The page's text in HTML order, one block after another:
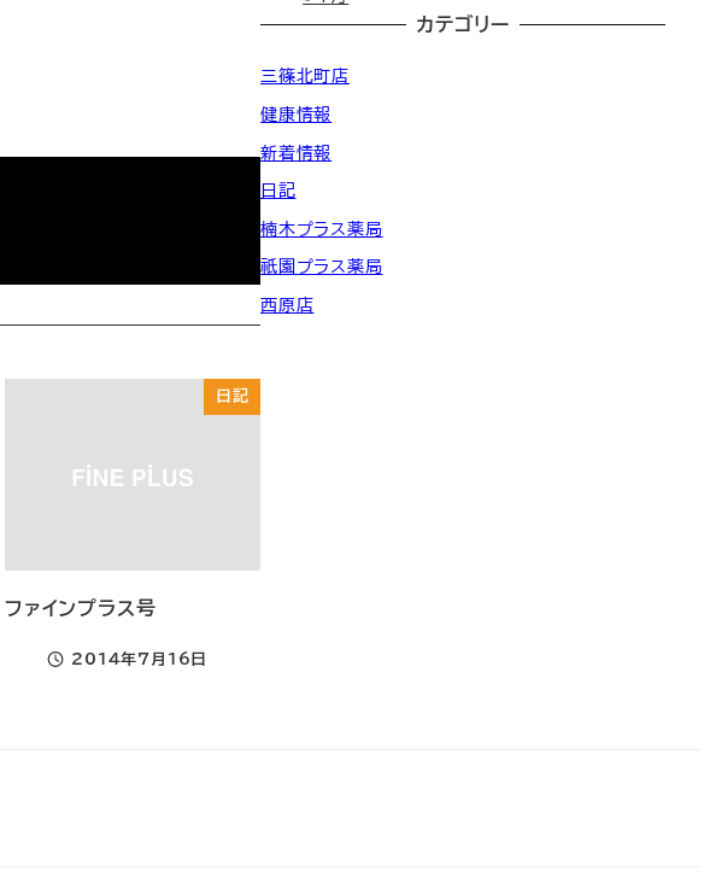
日記
ファインプラス号
投稿日
2014年7月16日
カテゴリー
三篠北町店
健康情報
新着情報
日記
楠木プラス薬局
祇園プラス薬局
西原店